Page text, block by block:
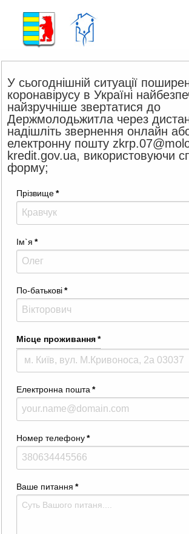
У сьогоднішній ситуації
коронавірусу в Україні
найзручніше звертатися до
Держмолодьжитла
надішліть звернення онлайн
електронну пошту
kredit.gov.ua, використовуючи
форму;
Прізвище *
Ім`я *
По-батькові *
Місце проживання *
Електронна пошта *
Номер телефону *
Ваше питання *